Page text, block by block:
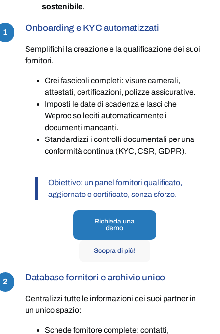
sostenibile.
Onboarding e KYC automatizzati
1
Semplifichi la creazione e la qualificazione dei suoi
fornitori.
Crei fascicoli completi: visure camerali,
attestati, certificazioni, polizze assicurative.
Imposti le date di scadenza e lasci che
Weproc solleciti automaticamente i
documenti mancanti.
Standardizzi i controlli documentali per una
conformità continua (KYC, CSR, GDPR).
Obiettivo: un panel fornitori qualificato,
aggiornato e certificato, senza sforzo.
Richieda una
demo
Scopra di più!
Database fornitori e archivio unico
2
Centralizzi tutte le informazioni dei suoi partner in
un unico spazio:
Schede fornitore complete: contatti,